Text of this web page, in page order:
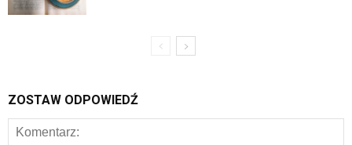
ZOSTAW ODPOWIEDŹ